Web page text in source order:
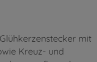
mit
Kreuz- und